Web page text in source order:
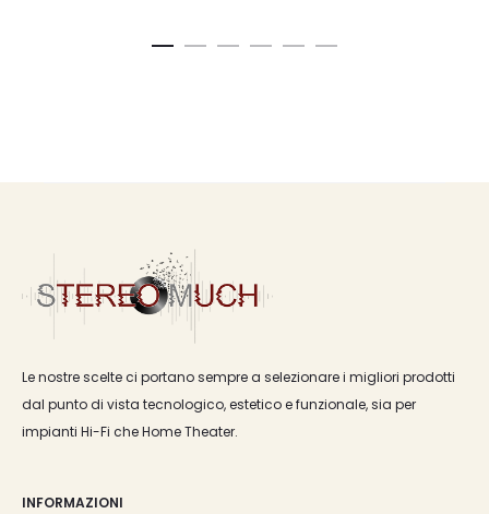
Le nostre scelte ci portano sempre a selezionare i migliori prodotti
dal punto di vista tecnologico, estetico e funzionale, sia per
impianti Hi-Fi che Home Theater.
INFORMAZIONI